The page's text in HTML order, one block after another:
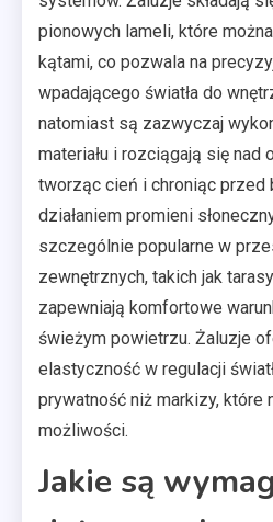
pionowych lameli, które
kątami, co pozwala na
wpadającego światła do
natomiast są zazwyczaj
materiału i rozciągają się nad
tworząc cień i chroniąc przed
działaniem promieni
szczególnie popularne w
zewnętrznych, takich jak
zapewniają komfortowe
świeżym powietrzu. Żaluzje
elastyczność w regulacji
prywatność niż markizy, które
możliwości.
Jakie są